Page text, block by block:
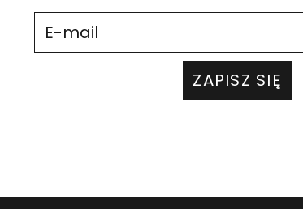
ZAPISZ SIĘ